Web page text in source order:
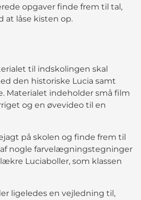
opgaver finde frem til tal,
at låse kisten op.
til indskolingen skal
den historiske Lucia samt
Materialet indeholder små film
og en øvevideo til en
på skolen og finde frem til
nogle farvelægningstegninger
Luciaboller, som klassen
ligeledes en vejledning til,